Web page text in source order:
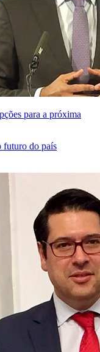
para a próxima
futuro do país